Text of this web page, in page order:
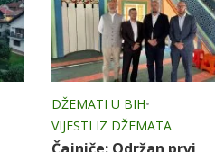
DŽEMATI U BIH•
VIJESTI IZ DŽEMATA
Čajniče: Održan prvi